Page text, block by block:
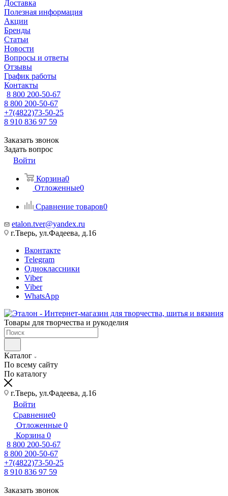
Доставка
Полезная информация
Акции
Бренды
Статьи
Новости
Вопросы и ответы
Отзывы
График работы
Контакты
8 800 200-50-67
8 800 200-50-67
+7(4822)73-50-25
8 910 836 97 59
Заказать звонок
Задать вопрос
Войти
Корзина0
Отложенные0
Сравнение товаров0
etalon.tver@yandex.ru
г.Тверь, ул.Фадеева, д.16
Вконтакте
Telegram
Одноклассники
Viber
Viber
WhatsApp
Товары для творчества и рукоделия
Каталог
По всему сайту
По каталогу
г.Тверь, ул.Фадеева, д.16
Войти
Сравнение0
Отложенные 0
Корзина 0
8 800 200-50-67
8 800 200-50-67
+7(4822)73-50-25
8 910 836 97 59
Заказать звонок